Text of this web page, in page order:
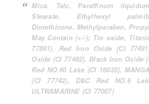
Mica, Talc, Paraffinum
Stearate, Ethylhexyl
Dimethicone, Methylparaben,
May Contain (+/-); Tin oxide,
77891), Red Iron Oxide (CI
Oxide (CI 77492), Black Iron Oxide
Red NO.40 Lake (CI 16035),
(CI 77742), D&C Red NO.6
ULTRAMARINE (CI 77007)